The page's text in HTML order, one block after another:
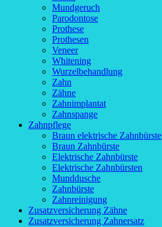
Mundgeruch
Parodontose
Prothese
Prothesen
Veneer
Whitening
Wurzelbehandlung
Zahn
Zähne
Zahnimplantat
Zahnspange
Zahnpflege
Braun elektrische Zahnbürste
Braun Zahnbürste
Elektrische Zahnbürste
Elektrische Zahnbürsten
Munddusche
Zahnbürste
Zahnreinigung
Zusatzversicherung Zähne
Zusatzversicherung Zahnersatz